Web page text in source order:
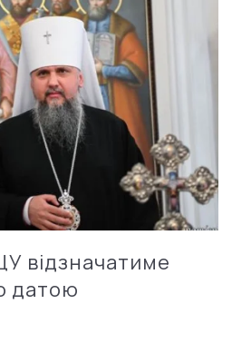
відзначатиме
датою